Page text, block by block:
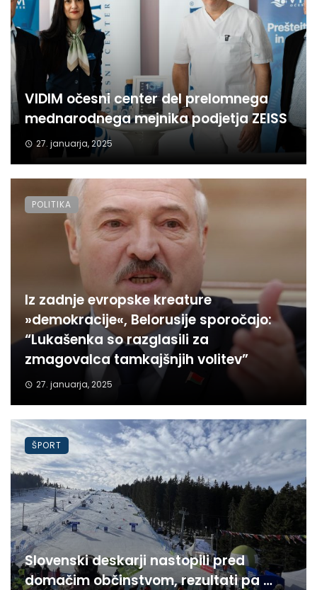
VIDIM očesni center del prelomnega
mednarodnega mejnika podjetja ZEISS
27. januarja, 2025
Iz zadnje evropske kreature
»demokracije«, Belorusije sporočajo:
“Lukašenka so razglasili za
zmagovalca tamkajšnjih volitev”
27. januarja, 2025
POLITIKA
Slovenski deskarji nastopili pred
domačim občinstvom, rezultati pa …
ŠPORT